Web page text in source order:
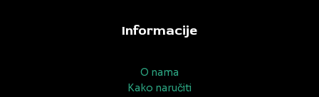
Informacije
O nama
Kako naručiti